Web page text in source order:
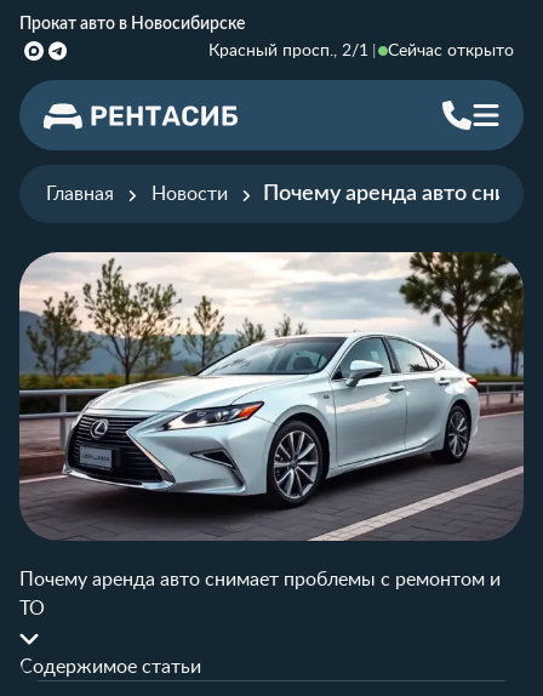
Прокат авто в Новосибирске
Красный просп., 2/1
Сейчас открыто
Главная Новости Почему аренда авто
Почему аренда авто снимает проблемы с ремонтом и
ТО
Содержимое статьи